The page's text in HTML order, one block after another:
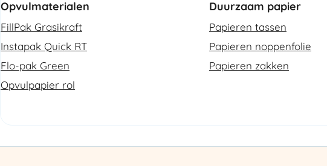
Opvulmaterialen
FillPak Grasikraft
Instapak Quick RT
Flo-pak Green
Opvulpapier rol
Duurzaam papier
Papieren tassen
Papieren noppenfolie
Papieren zakken